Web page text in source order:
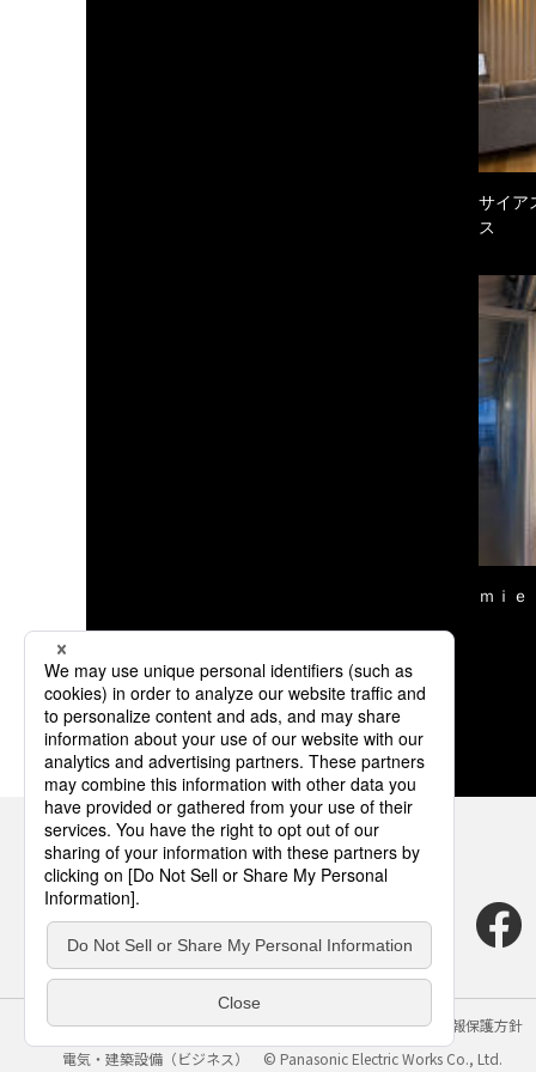
サイア
ス
ｍｉｅ
サイトのご利用にあたって クッキーポリシー
個人情報保護方針
電気・建築設備（ビジネス）
© Panasonic Electric Works Co., Ltd.